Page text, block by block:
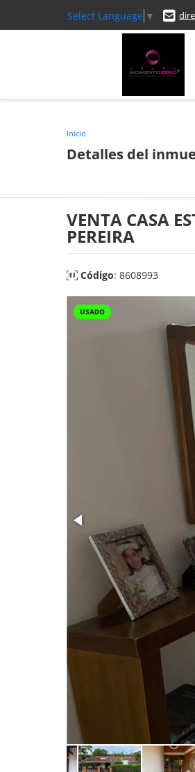
Select Language ▼
Inicio
Detalles del
VENTA CASA
PEREIRA
Código: 8608993
USADO